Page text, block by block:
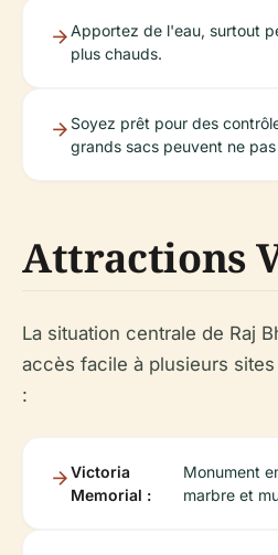
Apportez de l'eau, surtout
plus chauds.
Soyez prêt pour des
grands sacs peuvent ne
Attractions
La situation centrale de Raj
accès facile à plusieurs
:
Victoria
Memorial :
Monument
marbre et